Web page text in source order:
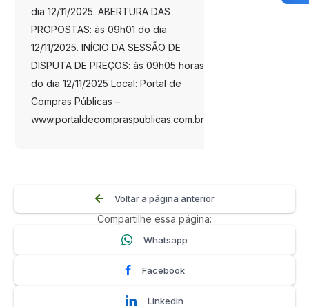
dia 12/11/2025. ABERTURA DAS
PROPOSTAS: às 09h01 do dia
12/11/2025. INÍCIO DA SESSÃO DE
DISPUTA DE PREÇOS: às 09h05 horas
do dia 12/11/2025 Local: Portal de
Compras Públicas –
www.portaldecompraspublicas.com.br
Voltar a página anterior
Compartilhe essa página:
Whatsapp
Facebook
Linkedin